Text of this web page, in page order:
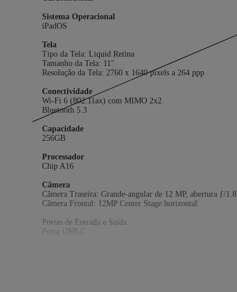
Sistema Operacional
iPadOS
Tela
Tipo da Tela: Liquid Retina
Tamanho da Tela: 11"
Resolução da Tela: 2760 x 1640 pixels a 264 ppp
Conectividade
Wi‑Fi 6 (802.11ax) com MIMO 2x2
Bluetooth 5.3
Capacidade
256GB
Processador
Chip A16
Câmera
Câmera Traseira: Grande-angular de 12 MP, abertura ƒ/1.8
Câmera Frontal: 12MP Center Stage horizontal
Portas de Entrada e Saída
Porta USB-C